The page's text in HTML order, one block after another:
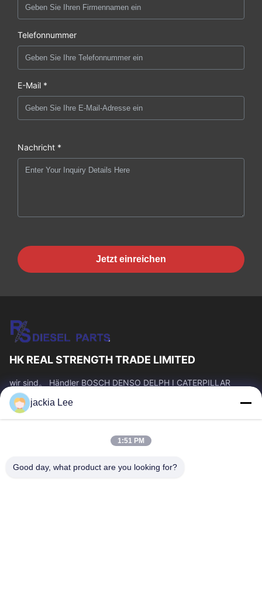
Telefonnummer
E-Mail *
Nachricht *
Jetzt einreichen
HK REAL STRENGTH TRADE LIMITED
wir sind。 Händler BOSCH DENSO DELPH I CATERPILLAR
VOLVO CUMMINS TOYOTA ISUZU Company whatsapp Zahl:
0086 159 2067 9523.
Schnelllinks
Produkte
Über Uns
Werksbesichtigung
jackia Lee
1:51 PM
Good day, what product are you looking for?